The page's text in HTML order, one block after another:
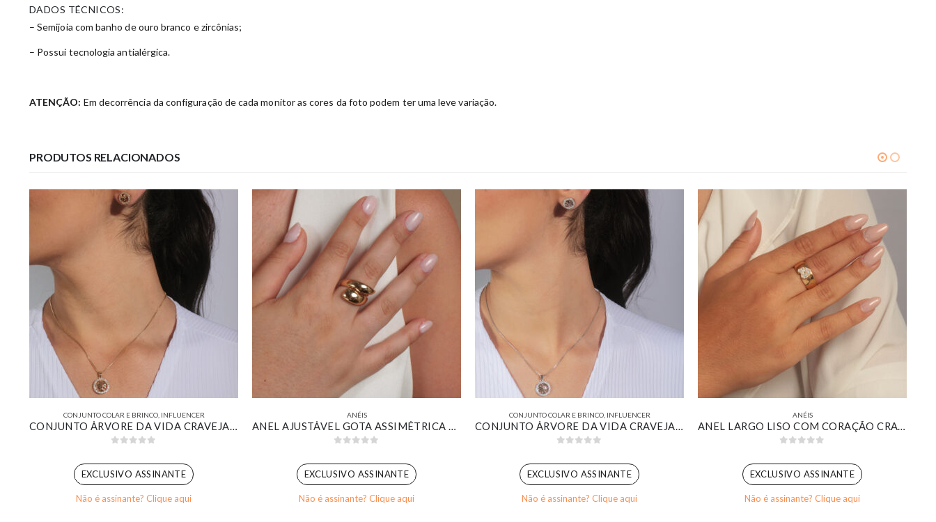
DADOS TÉCNICOS:
– Semijoia com banho de ouro branco e zircônias;
– Possui tecnologia antialérgica.
ATENÇÃO: Em decorrência da configuração de cada monitor as cores da foto podem ter uma leve variação.
PRODUTOS RELACIONADOS
CONJUNTO COLAR E BRINCO, INFLUENCER
CONJUNTO ÁRVORE DA VIDA CRAVEJADO BANHADO EM OURO 18K
EXCLUSIVO ASSINANTE
Não é assinante? Clique aqui
ANÉIS
ANEL AJUSTÁVEL GOTA ASSIMÉTRICA BANHADO EM OURO 18K
EXCLUSIVO ASSINANTE
Não é assinante? Clique aqui
CONJUNTO COLAR E BRINCO, INFLUENCER
CONJUNTO ÁRVORE DA VIDA CRAVEJADO BANHADO EM OURO BRANCO
EXCLUSIVO ASSINANTE
Não é assinante? Clique aqui
ANÉIS
ANEL LARGO LISO COM CORAÇÃO CRAVEJADO BANHADO EM OURO 18K
EXCLUSIVO ASSINANTE
Não é assinante? Clique aqui